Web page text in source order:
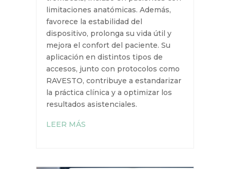
incluso en pacientes con
limitaciones anatómicas. Además,
favorece la estabilidad del
dispositivo, prolonga su vida útil y
mejora el confort del paciente. Su
aplicación en distintos tipos de
accesos, junto con protocolos
como RAVESTO, contribuye a
estandarizar la práctica clínica y a
asistenciales.